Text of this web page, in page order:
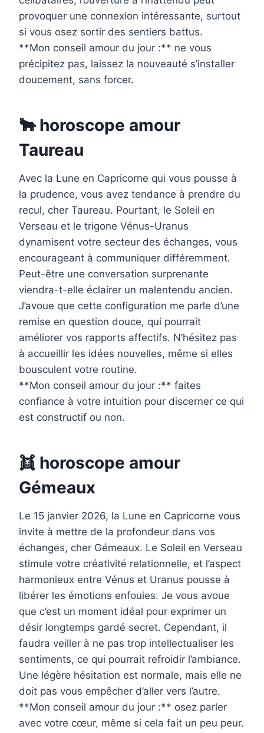
provoquer une connexion intéressante, surtout
si vous osez sortir des sentiers battus.
**Mon conseil amour du jour :** ne vous
précipitez pas, laissez la nouveauté s’installer
doucement, sans forcer.
🐂 horoscope amour
Taureau
Avec la Lune en Capricorne qui vous pousse à
la prudence, vous avez tendance à prendre du
recul, cher Taureau. Pourtant, le Soleil en
Verseau et le trigone Vénus-Uranus
dynamisent votre secteur des échanges, vous
encourageant à communiquer différemment.
Peut-être une conversation surprenante
viendra-t-elle éclairer un malentendu ancien.
J’avoue que cette configuration me parle d’une
remise en question douce, qui pourrait
améliorer vos rapports affectifs. N’hésitez pas
à accueillir les idées nouvelles, même si elles
bousculent votre routine.
**Mon conseil amour du jour :** faites
confiance à votre intuition pour discerner ce qui
est constructif ou non.
👯 horoscope amour
Gémeaux
Le 15 janvier 2026, la Lune en Capricorne vous
invite à mettre de la profondeur dans vos
échanges, cher Gémeaux. Le Soleil en Verseau
stimule votre créativité relationnelle, et l’aspect
harmonieux entre Vénus et Uranus pousse à
libérer les émotions enfouies. Je vous avoue
que c’est un moment idéal pour exprimer un
désir longtemps gardé secret. Cependant, il
faudra veiller à ne pas trop intellectualiser les
sentiments, ce qui pourrait refroidir l’ambiance.
Une légère hésitation est normale, mais elle ne
doit pas vous empêcher d’aller vers l’autre.
**Mon conseil amour du jour :** osez parler
avec votre cœur, même si cela fait un peu peur.